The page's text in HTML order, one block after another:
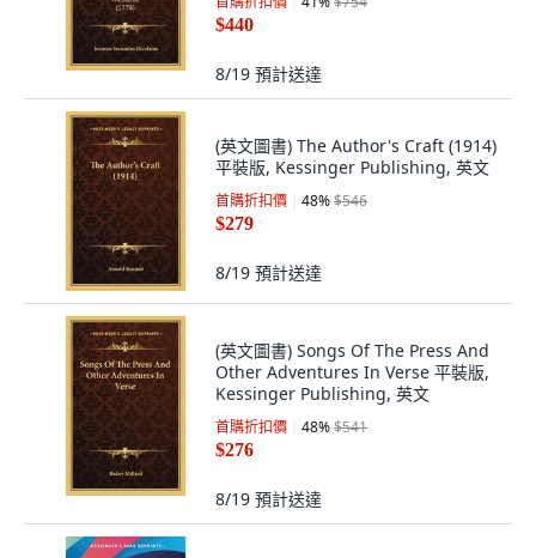
$440
8/19 預計送達
(英文圖書) The Author's Craft (1914)
平裝版, Kessinger Publishing, 英文
首購折扣價 48%$546
$279
8/19 預計送達
(英文圖書) Songs Of The Press And
Other Adventures In Verse 平裝版,
Kessinger Publishing, 英文
首購折扣價 48%$541
$276
8/19 預計送達